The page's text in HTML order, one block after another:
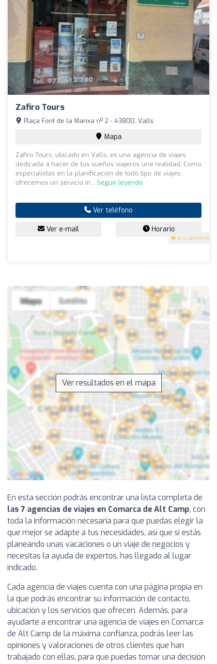
Zafiro Tours
5 (2 opiniones)
Plaça Font de la Manxa nº 2 - 43800, Valls
Mapa
Zafiro Tours, ubicado en Valls, es una agencia de viajes
dedicada a hacer de tus sueños viajeros una realidad. Como
especialistas en la planificación de todo tipo de viajes,
ofrecemos un servicio in... Seguir leyendo
Ver teléfono
Ver e-mail Horario
Ver resultados en el mapa
En esta sección podrás encontrar una lista completa de
las 7 agencias de viajes en Comarca de Alt Camp, con
toda la información necesaria para que puedas elegir la
que mejor se adapte a tus necesidades, así que si estás
planeando unas vacaciones o un viaje de negocios y
necesitas la ayuda de expertos, has llegado al lugar
indicado.
Cada agencia de viajes cuenta con una página propia en
la que podrás encontrar su información de contacto,
ubicación y los servicios que ofrecen. Además, para
ayudarte a encontrar una agencia de viajes en Comarca
de Alt Camp de la máxima confianza, podrás leer las
opiniones y valoraciones de otros clientes que han
trabajado con ellas, para que puedas tomar una decisión